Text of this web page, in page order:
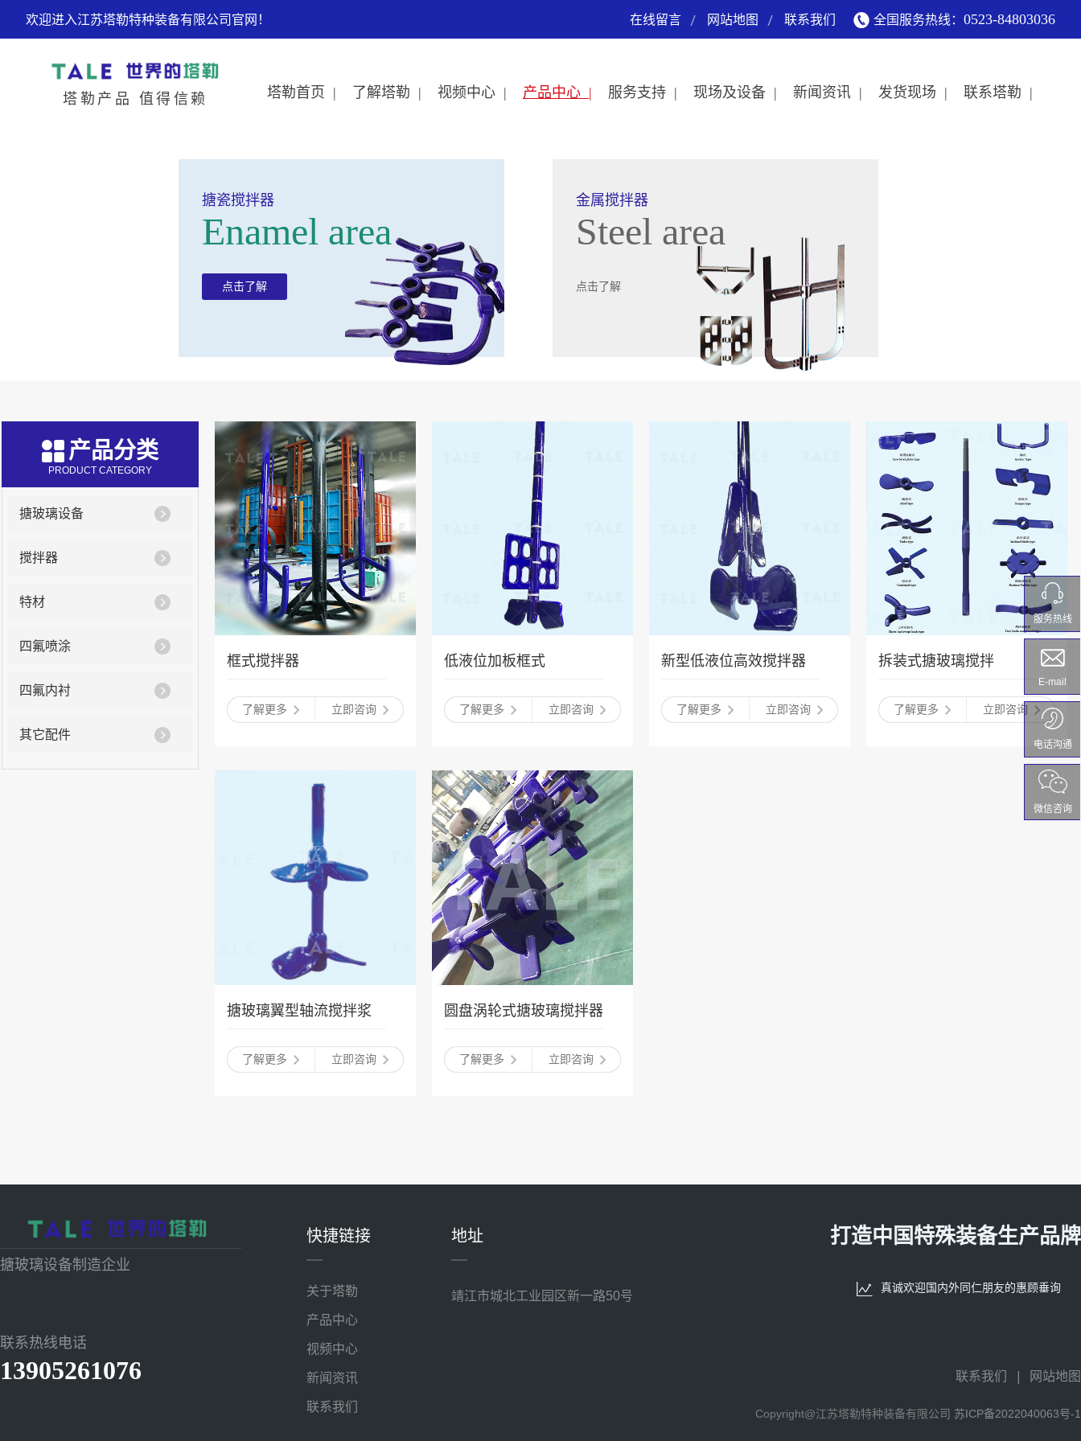
在线留言 网站地图 联系我们 全国服务热线： 0523-84803036
欢迎进入江苏塔勒特种装备有限公司官网！
塔勒产品 值得信赖 塔勒首页 | 了解塔勒 | 视频中心 | 产品中心 | 服务支持 | 现场及设备 | 新闻资讯 | 发货现场 | 联系塔勒 |
服务热线
E-mail
电话沟通
微信咨询
搪瓷搅拌器
Enamel area
点击了解
金属搅拌器
Steel area
点击了解
产品分类
PRODUCT CATEGORY
搪玻璃设备
搅拌器
特材
四氟喷涂
四氟内衬
其它配件
框式搅拌器
了解更多 立即咨询
低液位加板框式
了解更多 立即咨询
新型低液位高效搅拌器
了解更多 立即咨询
拆装式搪玻璃搅拌
了解更多 立即咨询
搪玻璃翼型轴流搅拌浆
了解更多 立即咨询
圆盘涡轮式搪玻璃搅拌器
了解更多 立即咨询
搪玻璃设备制造企业
联系热线电话
13905261076
快捷链接
关于塔勒
产品中心
视频中心
新闻资讯
联系我们
地址
靖江市城北工业园区新一路50号
打造中国特殊装备生产品牌
真诚欢迎国内外同仁朋友的惠顾垂询
联系我们 网站地图
Copyright@江苏塔勒特种装备有限公司 苏ICP备2022040063号-1